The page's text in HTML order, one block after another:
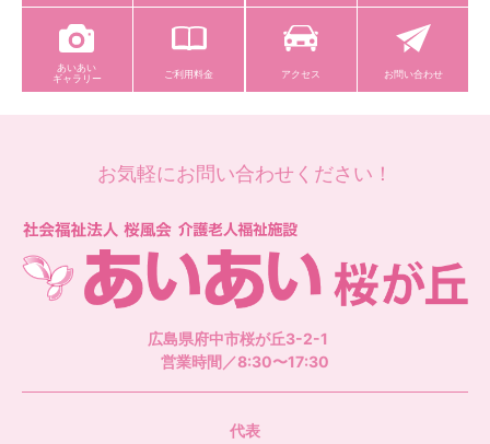
あいあい
ギャラリー
ご利用料金 アクセス お問い合わせ
お気軽にお問い合わせください！
広島県府中市桜が丘3-2-1
営業時間／8:30〜17:30
代表